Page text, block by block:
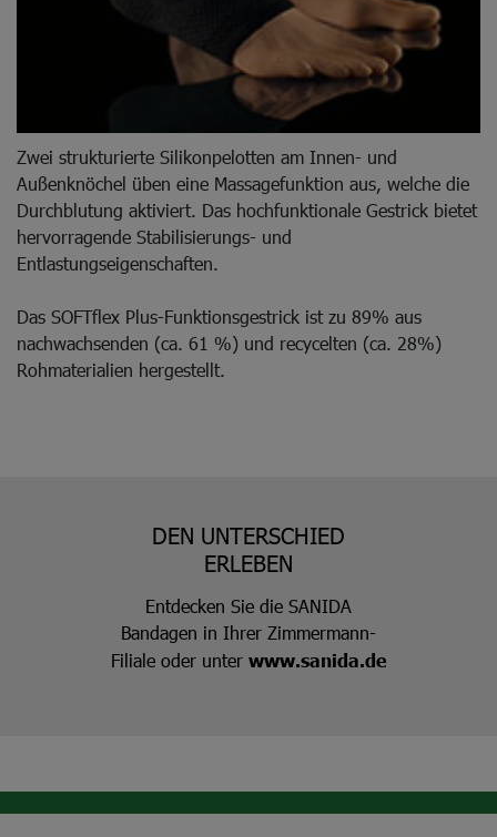
Zwei strukturierte Silikonpelotten am Innen- und
Außenknöchel üben eine Massagefunktion aus, welche die
Durchblutung aktiviert. Das hochfunktionale Gestrick bietet
hervorragende Stabilisierungs- und
Entlastungseigenschaften.
Das SOFTflex Plus-Funktionsgestrick ist zu 89% aus
nachwachsenden (ca. 61 %) und recycelten (ca. 28%)
Rohmaterialien hergestellt.
DEN UNTERSCHIED
ERLEBEN
Entdecken Sie die SANIDA
Bandagen in Ihrer Zimmermann-
Filiale oder unter www.sanida.de